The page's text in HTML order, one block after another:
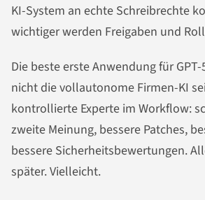
KI-System an echte Schreibrechte
wichtiger werden Freigaben und
Die beste erste Anwendung für
nicht die vollautonome Firmen-KI
kontrollierte Experte im Workflow:
zweite Meinung, bessere Patches,
bessere Sicherheitsbewertungen.
später. Vielleicht.